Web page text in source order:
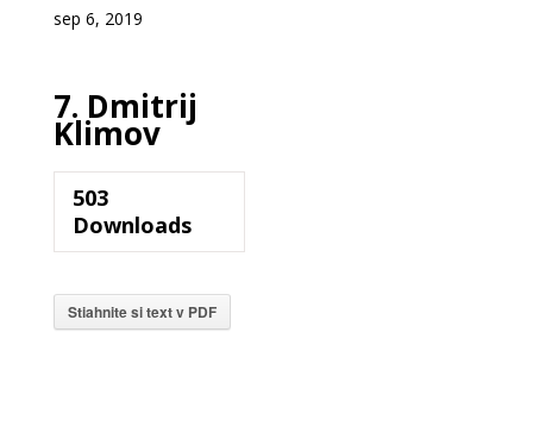
sep 6, 2019
7. Dmitrij
Klimov
503
Downloads
Stiahnite si text v PDF